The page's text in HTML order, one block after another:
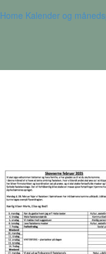
Home Kalender og